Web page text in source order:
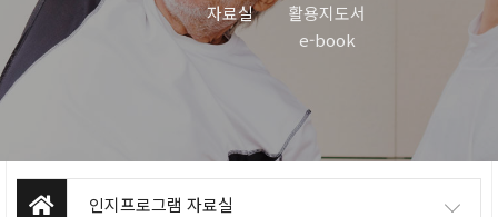
자료실
활용지도서
e-book
인지프로그램 자료실